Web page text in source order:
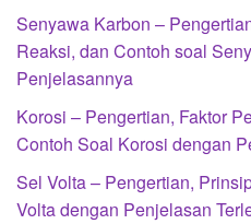
Senyawa Karbon –
Reaksi, dan Contoh soal
Penjelasannya
Korosi – Pengertian, Faktor
Contoh Soal Korosi dengan
Sel Volta – Pengertian,
Volta dengan Penjelasan